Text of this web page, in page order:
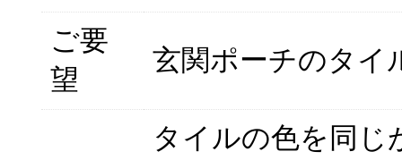
ご要
望
玄関ポーチのタイ
タイルの色を同じ